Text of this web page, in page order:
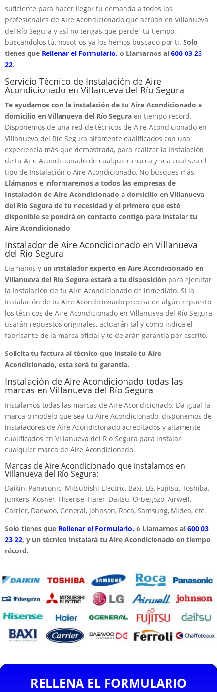
suficiente para hacer llegar tu demanda a todos los
profesionales de Aire Acondicionado que actúan en Villanueva
del Río Segura y así no tengas que perder tu tiempo
buscandolos tú, nosotros ya los hemos buscado por ti. Solo
tienes que Rellenar el Formulario. o Llamarnos al 600 03 23
22.
Servicio Técnico de Instalación de Aire
Acondicionado en Villanueva del Río Segura
Te ayudamos con la instalación de tu Aire Acondicionado a
domicilio en Villanueva del Río Segura en tiempo record.
Disponemos de una red de técnicos de Aire Acondicionado en
Villanueva del Río Segura altamente cualificados con una
experiencia más que demostrada, para realizar la Instalación
de tu Aire Acondicionado de cualquier marca y sea cual sea el
tipo de Instalación o Aire Acondicionado. No busques más,
Llámanos e informaremos a todos las empresas de
Instalación de Aire Acondicionado a domicilio en Villanueva
del Río Segura de tu necesidad y el primero que esté
disponible se pondrá en contacto contigo para instalar tu
Aire Acondicionado
Instalador de Aire Acondicionado en Villanueva
del Río Segura
Llámanos y un instalador experto en Aire Acondicionado en
Villanueva del Río Segura estará a tu disposición para ejecutar
la Instalación de tu Aire Acondicionado de inmediato. Si la
Instalación de tu Aire Acondicionado precisa de algún repuesto
los técnicos de Aire Acondicionado en Villanueva del Río Segura
usarán repuestos originales, actuarán tal y como indica el
fabricante de la marca oficial y te dejarán garantía por escrito.
Solicita tu factura al técnico que instale tu Aire
Acondicionado, esta será tu garantía.
Instalación de Aire Acondicionado todas las
marcas en Villanueva del Río Segura
Instalamos todas las marcas de Aire Acondicionado. Da igual la
marca o modelo que sea tu Aire Acondicionado, disponemos de
instaladores de Aire Acondicionado acreditados y altamente
cualificados en Villanueva del Río Segura para instalar
cualquier marca de Aire Acondicionado.
Marcas de Aire Acondicionado que instalamos en
Villanueva del Río Segura:
Daikin, Panasonic, Mitsubishi Electric, Baxi, LG, Fujitsu, Toshiba,
Junkers, Kosner, Hisense, Haier, Daitsu, Orbegozo, Airwell,
Carrier, Daewoo, General, johnson, Roca, Samsung, Midea, etc.
Solo tienes que Rellenar el Formulario. o Llamarnos al 600 03
23 22, y un técnico instalará tu Aire Acondicionado en tiempo
récord.
RELLENA EL FORMULARIO